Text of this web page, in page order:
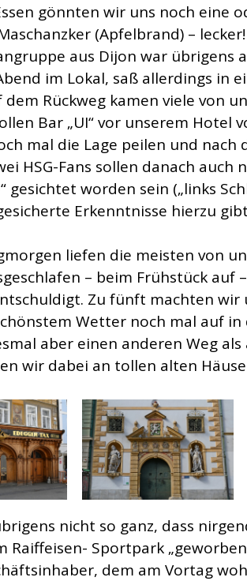
gönnten wir uns noch eine
(Apfelbrand) –
aus Dijon war übrigens
im Lokal, saß allerdings in
dem Rückweg kamen viele von
Bar „UI“ vor unserem Hotel
mal die Lage peilen und nach
HSG-Fans sollen danach auch
gesichtet worden sein („links
Erkenntnisse hierzu
liefen die meisten von
– beim Frühstück auf
Zu fünft machten wir
Wetter noch mal auf
aber einen anderen Weg
wir dabei an tollen alten
nicht so ganz, dass
Raiffeisen- Sportpark
dem am Vortag